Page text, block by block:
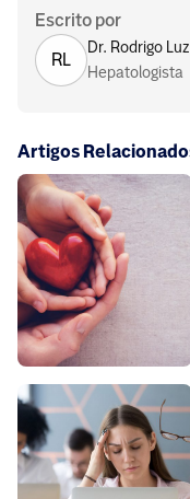
Escrito por
RL
Dr. Rodrigo Luz
Hepatologista
Artigos